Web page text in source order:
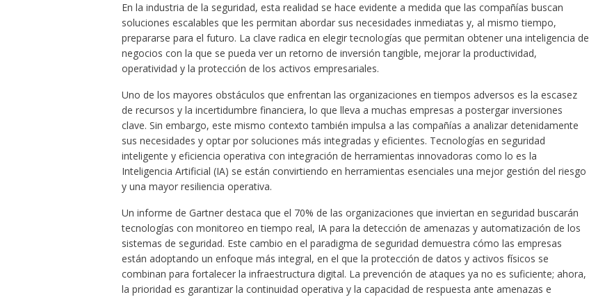
En la industria de la seguridad, esta realidad se hace evidente a medida que las compañías buscan
soluciones escalables que les permitan abordar sus necesidades inmediatas y, al mismo tiempo,
prepararse para el futuro. La clave radica en elegir tecnologías que permitan obtener una inteligencia de
negocios con la que se pueda ver un retorno de inversión tangible, mejorar la productividad,
operatividad y la protección de los activos empresariales.
Uno de los mayores obstáculos que enfrentan las organizaciones en tiempos adversos es la escasez
de recursos y la incertidumbre financiera, lo que lleva a muchas empresas a postergar inversiones
clave. Sin embargo, este mismo contexto también impulsa a las compañías a analizar detenidamente
sus necesidades y optar por soluciones más integradas y eficientes. Tecnologías en seguridad
inteligente y eficiencia operativa con integración de herramientas innovadoras como lo es la
Inteligencia Artificial (IA) se están convirtiendo en herramientas esenciales una mejor gestión del riesgo
y una mayor resiliencia operativa.
Un informe de Gartner destaca que el 70% de las organizaciones que inviertan en seguridad buscarán
tecnologías con monitoreo en tiempo real, IA para la detección de amenazas y automatización de los
sistemas de seguridad. Este cambio en el paradigma de seguridad demuestra cómo las empresas
están adoptando un enfoque más integral, en el que la protección de datos y activos físicos se
combinan para fortalecer la infraestructura digital. La prevención de ataques ya no es suficiente; ahora,
la prioridad es garantizar la continuidad operativa y la capacidad de respuesta ante amenazas e